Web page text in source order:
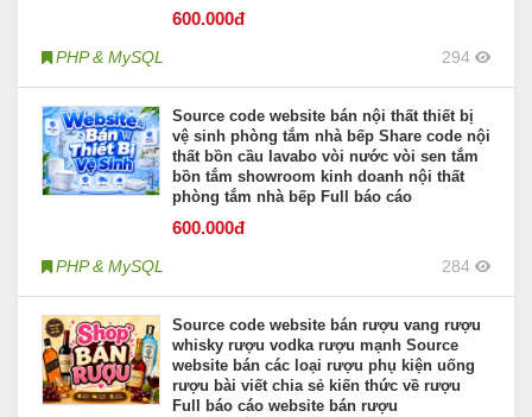
600.000đ
PHP & MySQL 294
Source code website bán nội thất thiết bị
vệ sinh phòng tắm nhà bếp Share code nội
thất bồn cầu lavabo vòi nước vòi sen tắm
bồn tắm showroom kinh doanh nội thất
phòng tắm nhà bếp Full báo cáo
600.000đ
PHP & MySQL 284
Source code website bán rượu vang rượu
whisky rượu vodka rượu mạnh Source
website bán các loại rượu phụ kiện uống
rượu bài viết chia sẻ kiến thức về rượu
Full báo cáo website bán rượu